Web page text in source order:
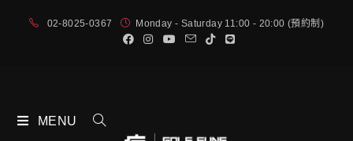
02-8025-0367 Monday - Saturday 11:00 - 20:00 (預約制)
MENU